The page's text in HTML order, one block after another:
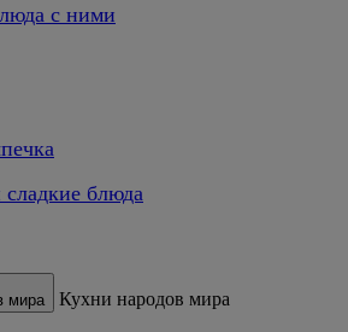
с ними
блюда
мира Кухни народов мира